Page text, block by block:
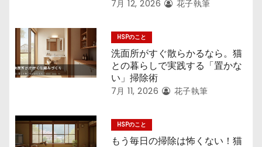
7月 12, 2026 花子執筆
HSPのこと
洗面所がすぐ散らかるなら。猫
との暮らしで実践する「置かな
い」掃除術
7月 11, 2026 花子執筆
HSPのこと
もう毎日の掃除は怖くない！猫